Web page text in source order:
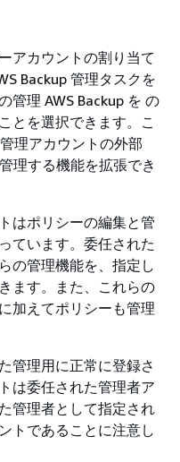
アカウントの割り当て
Backup 管理タスクを
管理 AWS Backup を の
とを選択できます。こ
理アカウントの外部
理する機能を拡張でき
はポリシーの編集と管
ています。委任された
の管理機能を、指定し
ます。また、これらの
加えてポリシーも管理
管理用に正常に登録さ
は委任された管理者ア
管理者として指定され
トであることに注意し